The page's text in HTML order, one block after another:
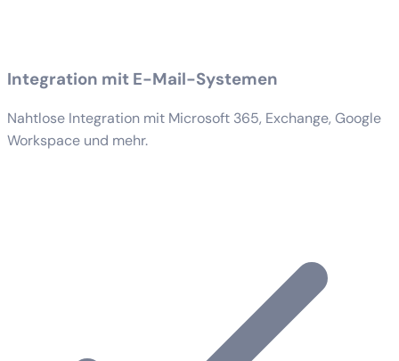
Integration mit E-Mail-Systemen
Nahtlose Integration mit Microsoft 365, Exchange, Google
Workspace und mehr.